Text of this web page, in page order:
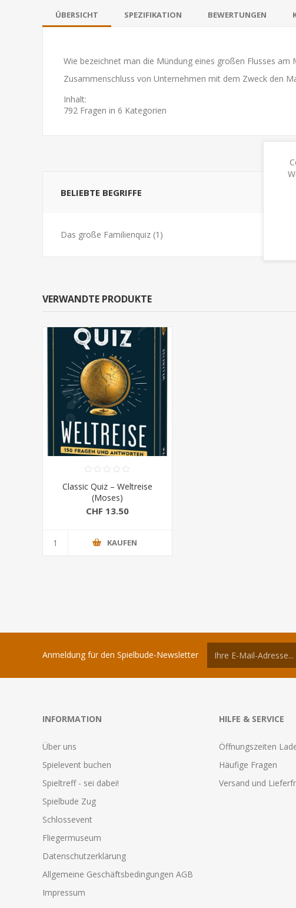
ÜBERSICHT SPEZIFIKATION BEWERTUNGEN
Wie bezeichnet man die Mündung eines großen Flusses
Zusammenschluss von Unternehmen mit dem Zweck den
Inhalt:
792 Fragen in 6 Kategorien
BELIEBTE BEGRIFFE
Das große Familienquiz (1)
VERWANDTE PRODUKTE
Classic Quiz – Weltreise
(Moses)
CHF 13.50
KAUFEN
Anmeldung für den Spielbude-Newsletter
INFORMATION
Über uns
Spielevent buchen
Spieltreff - sei dabei!
Spielbude Zug
Schlossevent
Fliegermuseum
Datenschutzerklärung
Allgemeine Geschäftsbedingungen AGB
Impressum
HILFE & SERVICE
Öffnungszeiten
Häufige Fragen
Versand und